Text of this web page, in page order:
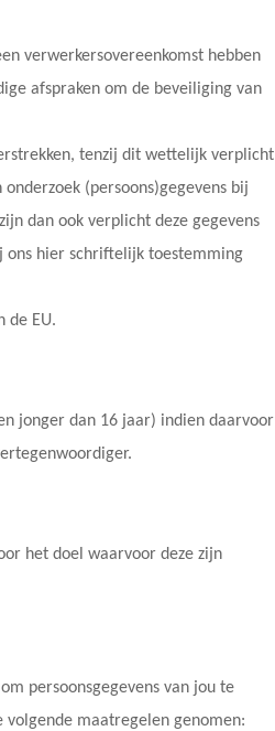
verwerkersovereenkomst hebben
afspraken om de beveiliging van
tenzij dit wettelijk verplicht
(persoons)gegevens bij
dan ook verplicht deze gegevens
ons hier schriftelijk toestemming
de EU.
jonger dan 16 jaar) indien daarvoor
het doel waarvoor deze zijn
persoonsgegevens van jou te
maatregelen genomen: